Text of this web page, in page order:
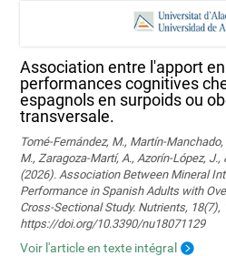
Association entre l'apport
performances cognitives
espagnols en surpoids ou
transversale.
Tomé-Fernández, M., Martín-
M., Zaragoza-Martí, A., Azorín-López, J.,
(2026). Association Between Mineral
Performance in Spanish Adults with
Cross-Sectional Study. Nutrients, 18(7),
https://doi.org/10.3390/nu18071129
Voir l'article en texte intégral